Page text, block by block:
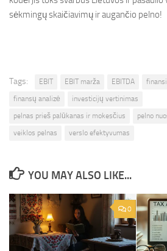
sėkmingų skaičiavimų ir augančio pelno!
Tags: EBIT EBIT marža EBITDA
finansų analizė
investicijų vertinimas
pelnas prieš palūkanas ir mokesčius
pelno
veiklos pelnas
verslo efektyvumas
YOU MAY ALSO LIKE...
0